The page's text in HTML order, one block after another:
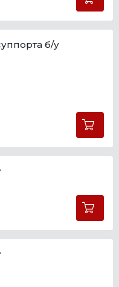
б/у